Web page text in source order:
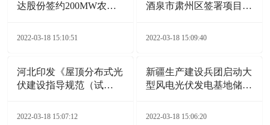
达股份签约200MW农业
2022-03-18 15:10:51
酒泉市肃州区签署项目合
2022-03-18 15:09:40
河北印发《屋顶分布式光
伏建设指导规范（试
2022-03-18 15:07:12
新疆生产建设兵团启动大
型风电光伏发电基地储备
2022-03-18 15:06:20